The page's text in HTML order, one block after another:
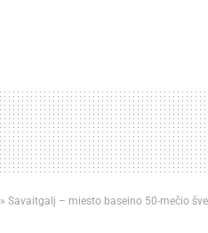
» Savaitgalį – miesto baseino 50-mečio